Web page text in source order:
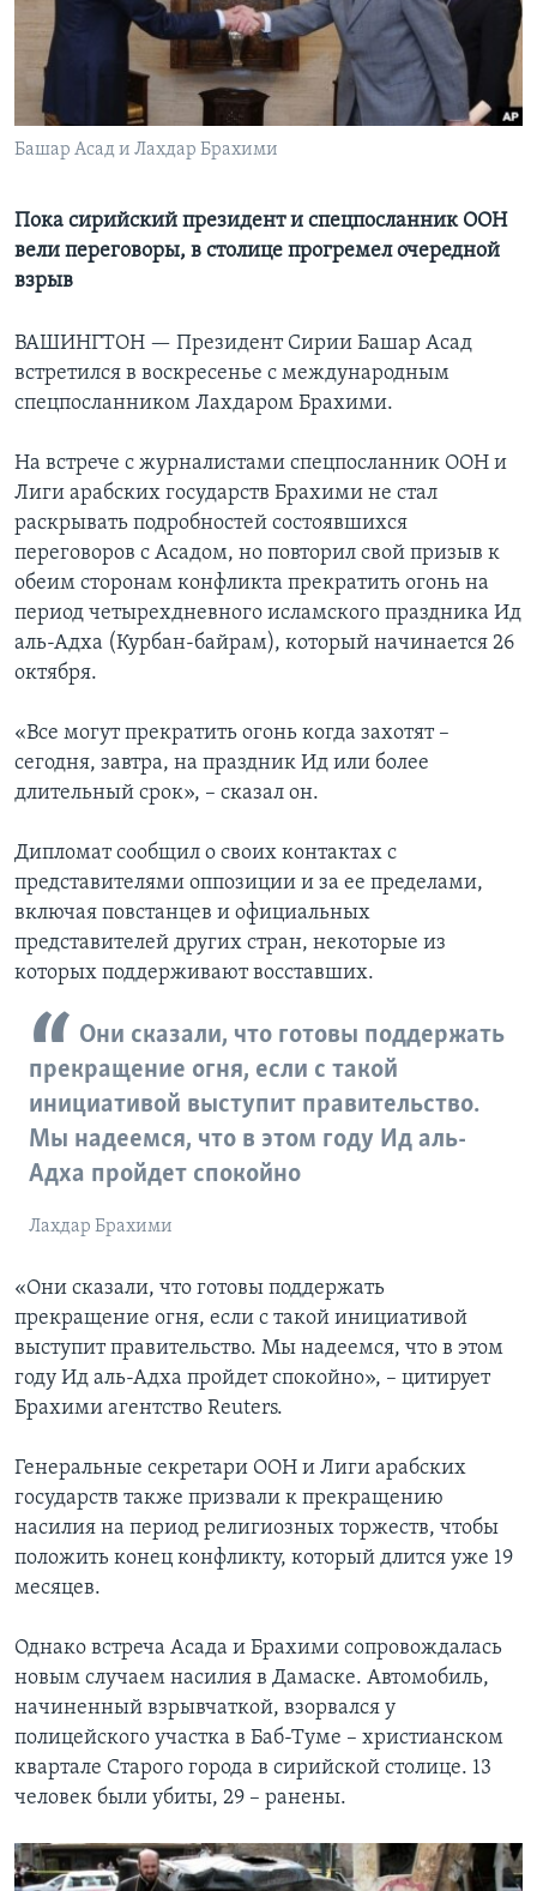
Learning English
СОЦИАЛЬНЫЕ СЕТИ
Языки
Башар Асад и Лахдар Брахими
Пока сирийский президент и спецпосланник ООН
вели переговоры, в столице прогремел очередной
взрыв
ВАШИНГТОН — Президент Сирии Башар Асад
встретился в воскресенье с международным
спецпосланником Лахдаром Брахими.
На встрече с журналистами спецпосланник ООН и
Лиги арабских государств Брахими не стал
раскрывать подробностей состоявшихся
переговоров с Асадом, но повторил свой призыв к
обеим сторонам конфликта прекратить огонь на
период четырехдневного исламского праздника Ид
аль-Адха (Курбан-байрам), который начинается 26
октября.
«Все могут прекратить огонь когда захотят –
сегодня, завтра, на праздник Ид или более
длительный срок», – сказал он.
Дипломат сообщил о своих контактах с
представителями оппозиции и за ее пределами,
включая повстанцев и официальных
представителей других стран, некоторые из
которых поддерживают восставших.
Они сказали, что готовы поддержать
прекращение огня, если с такой
инициативой выступит правительство.
Мы надеемся, что в этом году Ид аль-
Адха пройдет спокойно
Лахдар Брахими
«Они сказали, что готовы поддержать
прекращение огня, если с такой инициативой
выступит правительство. Мы надеемся, что в этом
году Ид аль-Адха пройдет спокойно», – цитирует
Брахими агентство Reuters.
Генеральные секретари ООН и Лиги арабских
государств также призвали к прекращению
насилия на период религиозных торжеств, чтобы
положить конец конфликту, который длится уже 19
месяцев.
Однако встреча Асада и Брахими сопровождалась
новым случаем насилия в Дамаске. Автомобиль,
начиненный взрывчаткой, взорвался у
полицейского участка в Баб-Туме – христианском
квартале Старого города в сирийской столице. 13
человек были убиты, 29 – ранены.